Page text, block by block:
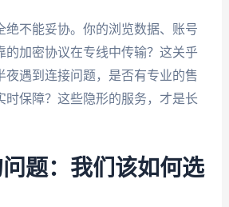
绝不能妥协。你的浏览数据、账号
的加密协议在专线中传输？这关乎
夜遇到连接问题，是否有专业的售
时保障？这些隐形的服务，才是长
题：我们该如何选